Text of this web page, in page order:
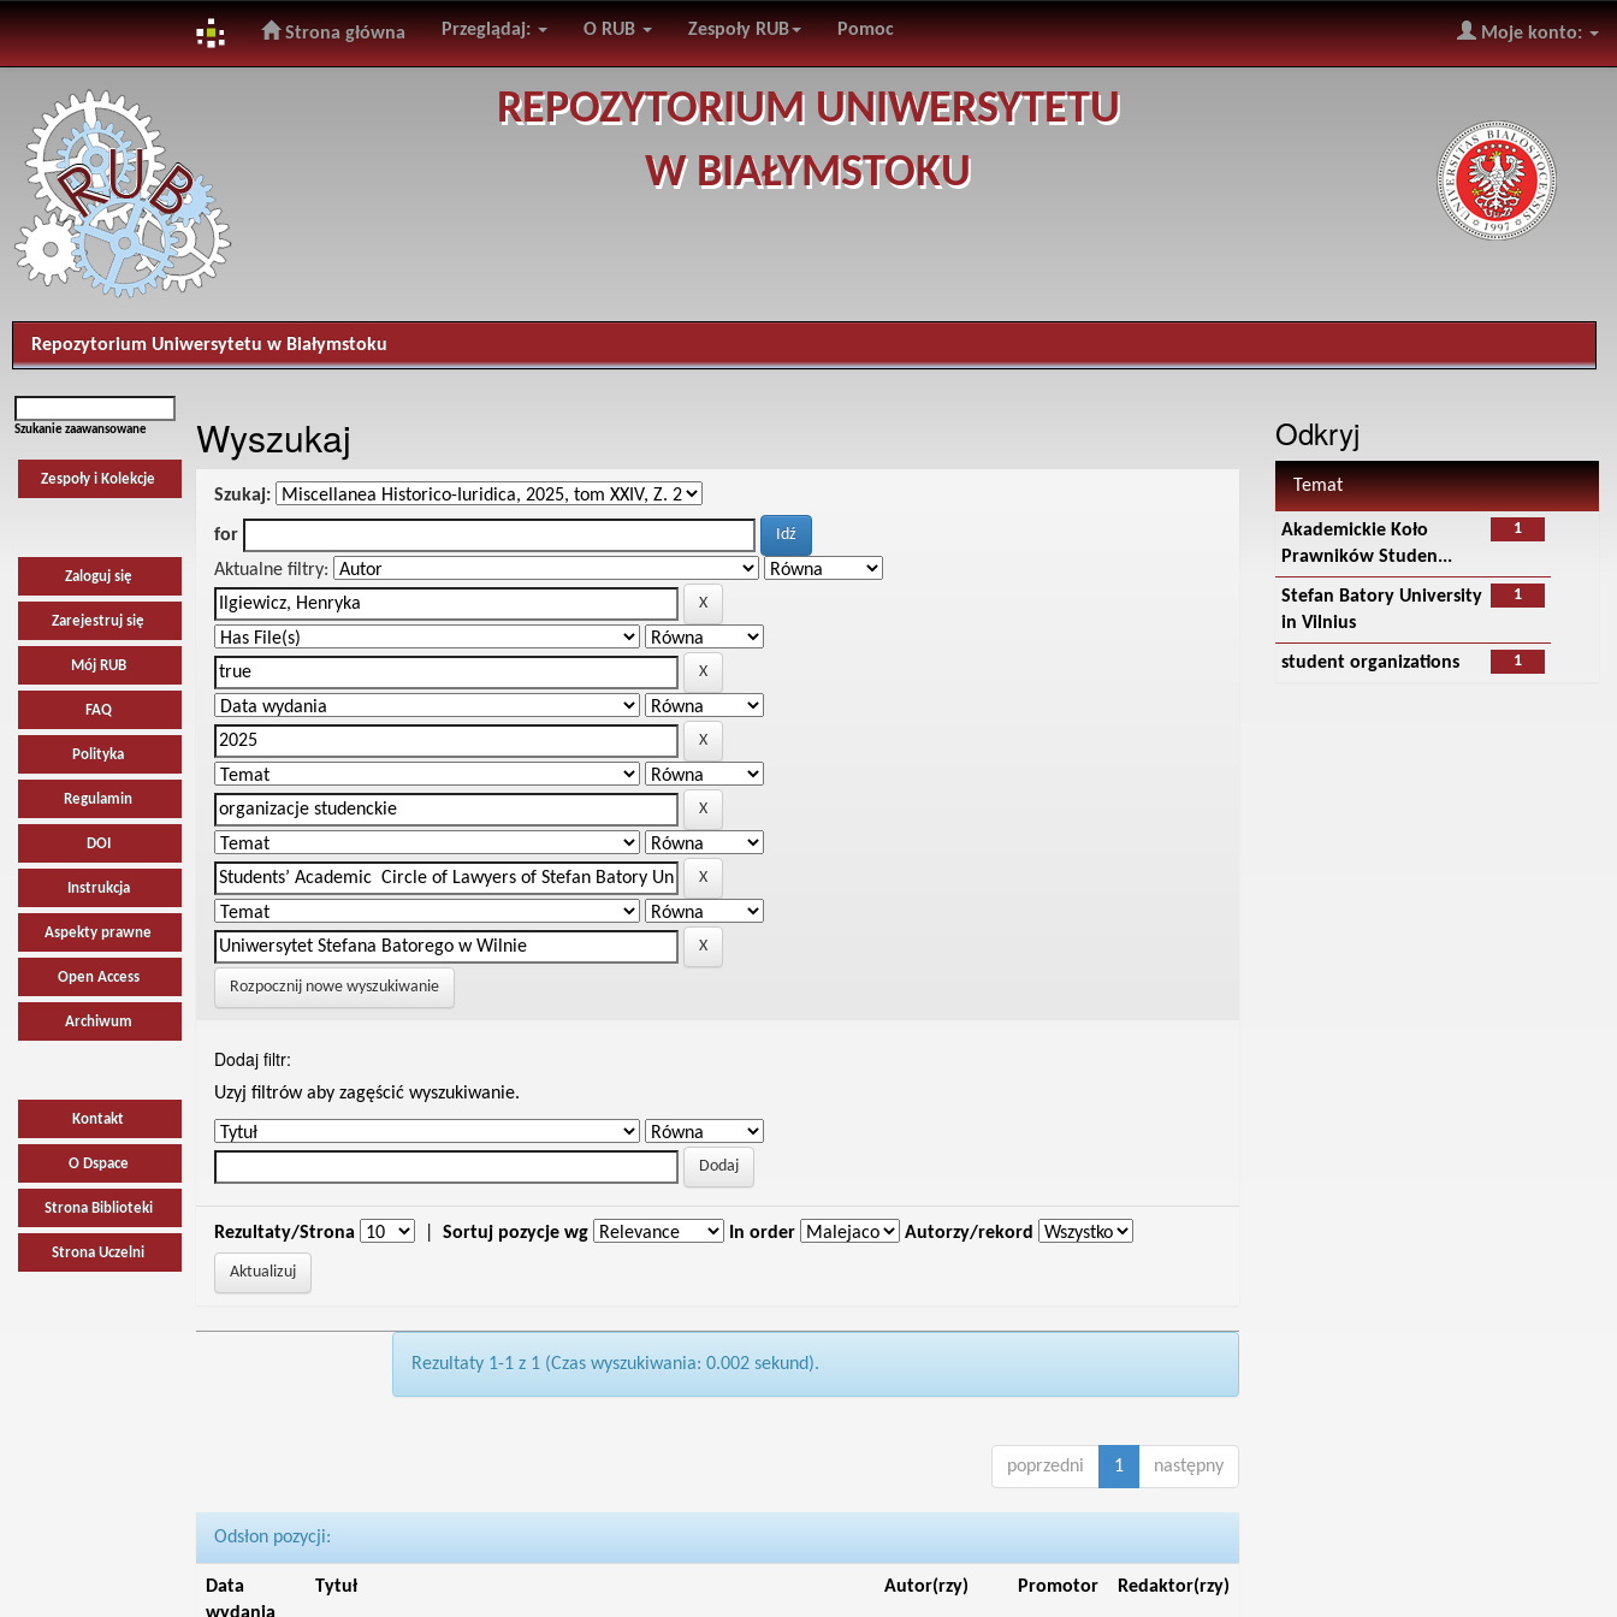
navigation
Strona główna Przeglądaj: O RUB Zespoły RUB Pomoc Moje konto:
REPOZYTORIUM UNIWERSYTETU
W BIAŁYMSTOKU
Repozytorium Uniwersytetu w Białymstoku
Szukanie zaawansowane
Zespoły i Kolekcje
Zaloguj się
Zarejestruj się
Mój RUB
FAQ
Polityka
Regulamin
DOI
Instrukcja
Aspekty prawne
Open Access
Archiwum
Kontakt
O Dspace
Strona Biblioteki
Strona Uczelni
Wyszukaj
Szukaj:
for
Aktualne filtry:
Rozpocznij nowe wyszukiwanie
Dodaj filtr:
Uzyj filtrów aby zagęścić wyszukiwanie.
Rezultaty/Strona Sortuj pozycje wg In order Autorzy/rekord
Rezultaty 1-1 z 1 (Czas wyszukiwania: 0.002 sekund).
poprzedni 1 następny
Odsłon pozycji:
Data
Tytuł Autor(rzy) Promotor Redaktor(rzy)
Odkryj
Temat
1
Akademickie Koło
Prawników Studen...
1
Stefan Batory University
in Vilnius
1
student organizations